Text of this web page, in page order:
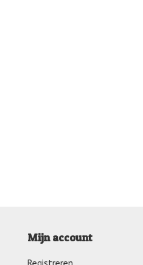
Mijn account